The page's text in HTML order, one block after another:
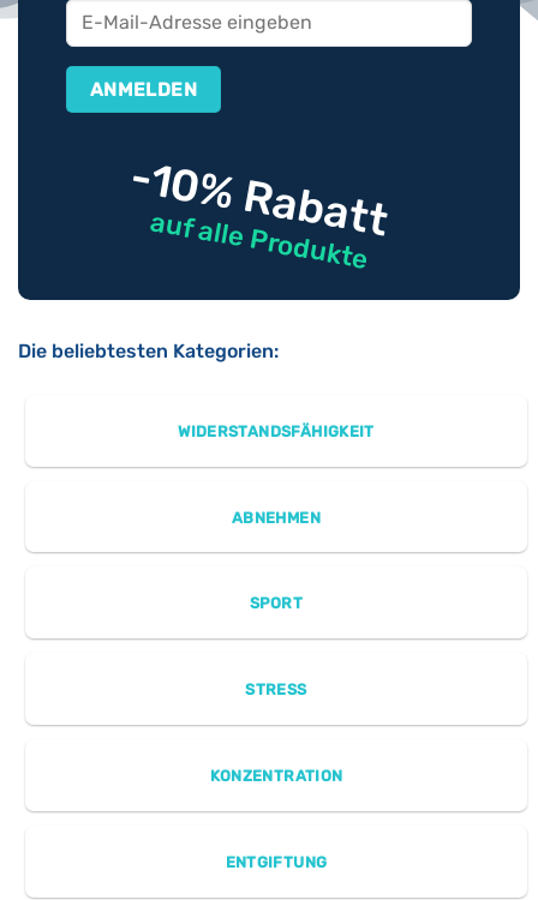
-10% Rabatt
auf alle Produkte
Die beliebtesten Kategorien:
WIDERSTANDSFÄHIGKEIT
ABNEHMEN
SPORT
STRESS
KONZENTRATION
ENTGIFTUNG